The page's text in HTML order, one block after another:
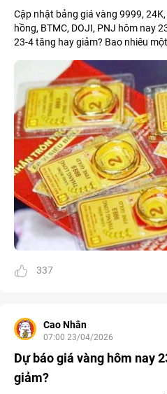
Cập nhật bảng giá vàng 9999,
hồng, BTMC, DOJI, PNJ hôm nay
23-4 tăng hay giảm? Bao nhiêu
337
Cao Nhân
07:00 23/04/2026
Dự báo giá vàng hôm nay
giảm?